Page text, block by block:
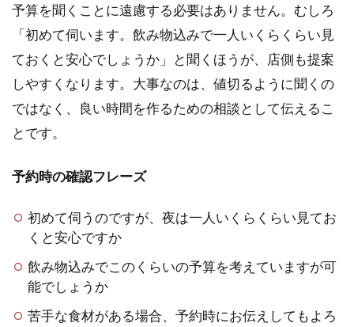
予算を聞くことに遠慮する必要はありません。むしろ
「初めて伺います。飲み物込みで一人いくらくらい見
ておくと安心でしょうか」と聞くほうが、店側も提案
しやすくなります。大事なのは、値切るように聞くの
ではなく、良い時間を作るための相談として伝えるこ
とです。
予約時の確認フレーズ
初めて伺うのですが、夜は一人いくらくらい見てお
くと安心ですか
飲み物込みでこのくらいの予算を考えていますが可
能でしょうか
苦手な食材がある場合、予約時にお伝えしてもよろ